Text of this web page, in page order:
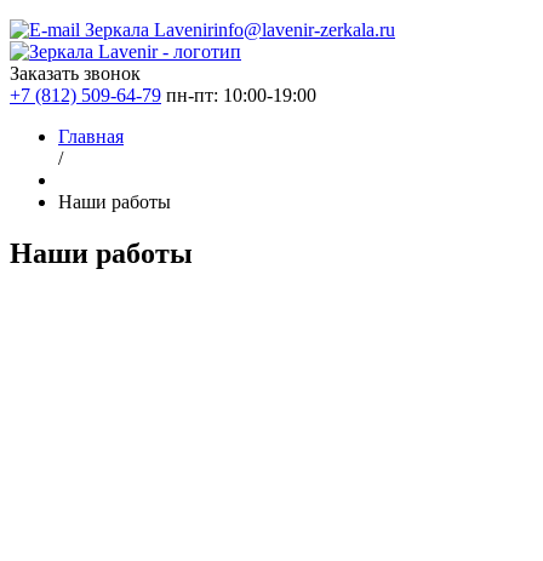
info@lavenir-zerkala.ru
Заказать звонок
+7 (812) 509-64-79 пн-пт: 10:00-19:00
Главная
/
Наши работы
Наши работы